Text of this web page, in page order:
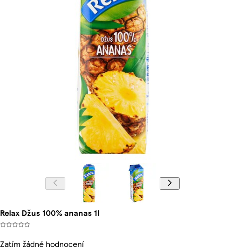
Relax Džus 100% ananas 1l
Zatím žádné hodnocení